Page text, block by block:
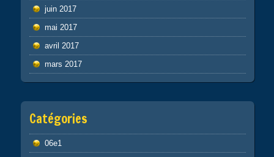
juin 2017
mai 2017
avril 2017
mars 2017
Catégories
06e1